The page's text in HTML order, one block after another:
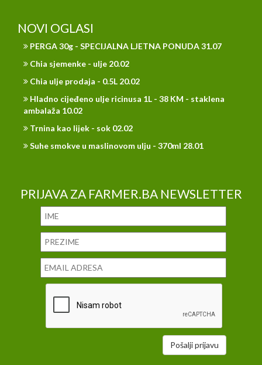
NOVI OGLASI
PERGA 30g - SPECIJALNA LJETNA PONUDA 31.07
Chia sjemenke - ulje 20.02
Chia ulje prodaja - 0.5L 20.02
Hladno cijeđeno ulje ricinusa 1L - 38 KM - staklena
ambalaža 10.02
Trnina kao lijek - sok 02.02
Suhe smokve u maslinovom ulju - 370ml 28.01
PRIJAVA ZA FARMER.BA NEWSLETTER
Pošalji prijavu